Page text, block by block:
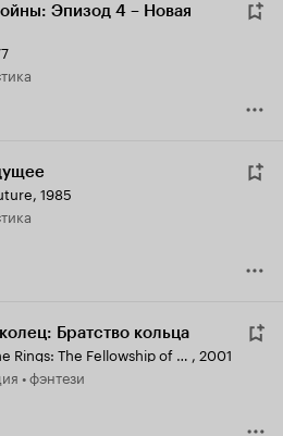
Эпизод 4 – Новая
, 1985
Братство кольца
The Lord of the Rings: The Fellowship of the Ring , 2001
• фэнтези